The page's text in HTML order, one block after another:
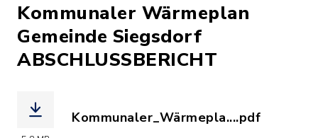
Kommunaler Wärmeplan
Gemeinde Siegsdorf
ABSCHLUSSBERICHT
Kommunaler_Wärmepla....pdf